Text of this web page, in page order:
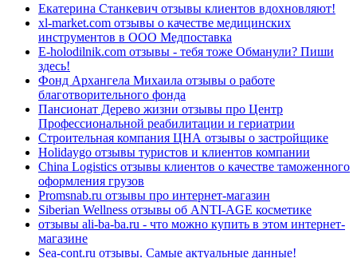
Екатерина Станкевич отзывы клиентов вдохновляют!
xl-market.com отзывы о качестве медицинских
инструментов в ООО Медпоставка
E-holodilnik.com отзывы - тебя тоже Обманули? Пиши
здесь!
Фонд Архангела Михаила отзывы о работе
благотворительного фонда
Пансионат Дерево жизни отзывы про Центр
Профессиональной реабилитации и гериатрии
Строительная компания ЦНА отзывы о застройщике
Holidaygo отзывы туристов и клиентов компании
China Logistics отзывы клиентов о качестве таможенного
оформления грузов
Promsnab.ru отзывы про интернет-магазин
Siberian Wellness отзывы об ANTI-AGE косметике
отзывы ali-ba-ba.ru - что можно купить в этом интернет-
магазине
Sea-cont.ru отзывы. Самые актуальные данные!